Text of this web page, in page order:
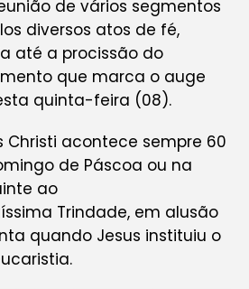
de vários segmentos
diversos atos de fé,
até a procissão do
que marca o auge
quinta-feira (08).
Christi acontece sempre 60
de Páscoa ou na
ao
Trindade, em alusão
quando Jesus instituiu o